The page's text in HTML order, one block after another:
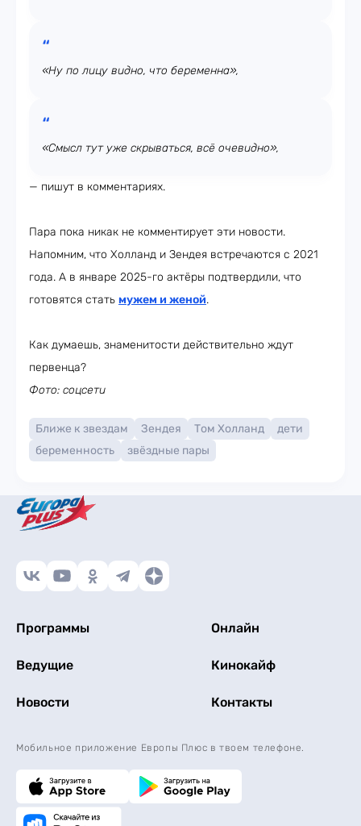
«Ну по лицу видно, что беременна»,
«Смысл тут уже скрываться, всё очевидно»,
— пишут в комментариях.
Пара пока никак не комментирует эти новости.
Напомним, что Холланд и Зендея встречаются с 2021
года. А в январе 2025-го актёры подтвердили, что
готовятся стать мужем и женой.
Как думаешь, знаменитости действительно ждут
первенца?
Фото: соцсети
Ближе к звездам Зендея Том Холланд
дети
беременность
звёздные пары
Программы Онлайн
Ведущие Кинокайф
Новости Контакты
Мобильное приложение Европы Плюс в твоем телефоне.